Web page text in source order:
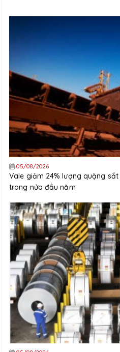
05/08/2026
Vale giảm 24% lượng quặng
trong nửa đầu năm